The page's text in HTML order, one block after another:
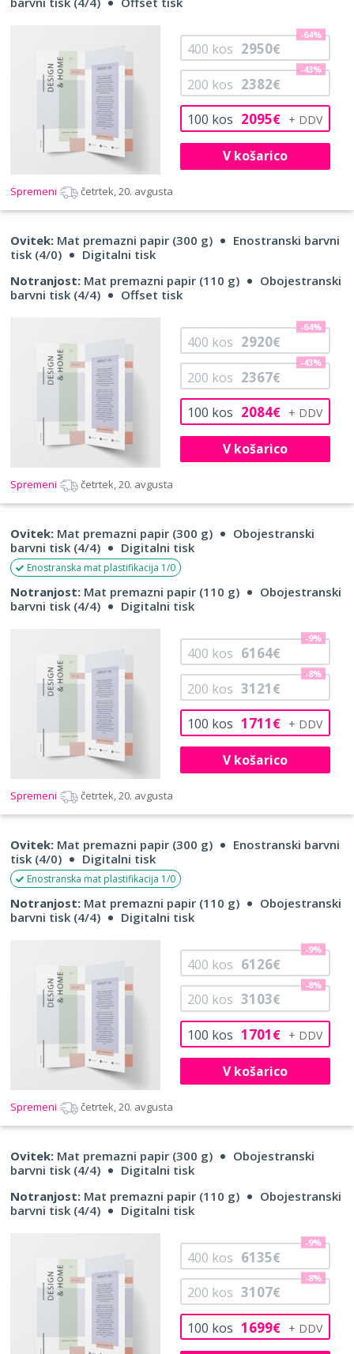
100 kos 2095€
200 kos 2382€
-43%
400 kos 2950€
-64%
V košarico
Spremeni četrtek, 20. avgusta
Ovitek: Mat premazni papir (300 g)
Enostranski barvni
tisk (4/0)
Digitalni tisk
Notranjost: Mat premazni papir (110 g)
Obojestranski
barvni tisk (4/4)
Offset tisk
100 kos 2084€
200 kos 2367€
-43%
400 kos 2920€
-64%
V košarico
Spremeni četrtek, 20. avgusta
Ovitek: Mat premazni papir (300 g)
Obojestranski
barvni tisk (4/4)
Digitalni tisk
Enostranska mat plastifikacija 1/0
Notranjost: Mat premazni papir (110 g)
Obojestranski
barvni tisk (4/4)
Digitalni tisk
100 kos 1711€
200 kos 3121€
-8%
400 kos 6164€
-9%
V košarico
Spremeni četrtek, 20. avgusta
Ovitek: Mat premazni papir (300 g)
Enostranski barvni
tisk (4/0)
Digitalni tisk
Enostranska mat plastifikacija 1/0
Notranjost: Mat premazni papir (110 g)
Obojestranski
barvni tisk (4/4)
Digitalni tisk
100 kos 1701€
200 kos 3103€
-8%
400 kos 6126€
-9%
V košarico
Spremeni četrtek, 20. avgusta
Ovitek: Mat premazni papir (300 g)
Obojestranski
barvni tisk (4/4)
Digitalni tisk
Notranjost: Mat premazni papir (110 g)
Obojestranski
barvni tisk (4/4)
Digitalni tisk
100 kos 1699€
200 kos 3107€
-8%
400 kos 6135€
-9%